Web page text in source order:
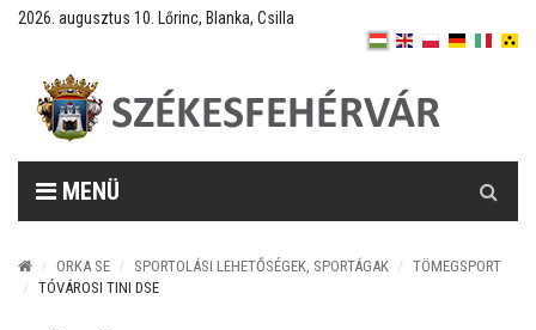
2026. augusztus 10. Lőrinc, Blanka, Csilla
MENÜ
ORKA SE SPORTOLÁSI LEHETŐSÉGEK, SPORTÁGAK
TÖMEGSPORT
TÓVÁROSI TINI DSE